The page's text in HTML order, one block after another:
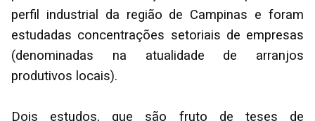
perfil industrial da região de Campinas e foram
estudadas concentrações setoriais de empresas
(denominadas na atualidade de arranjos
produtivos locais).
Dois estudos, que são fruto de teses de